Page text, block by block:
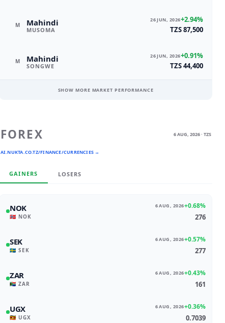
M Mahindi
MUSOMA
26 JUN, 2026+2.94%
TZS 87,500
M Mahindi
SONGWE
26 JUN, 2026+0.91%
TZS 44,400
SHOW MORE MARKET PERFORMANCE
FOREX
AI.NUKTA.CO.TZ/FINANCE/CURRENCIES →
6 AUG, 2026 · TZS
GAINERS LOSERS
NOK
🇳🇴 NOK
6 AUG, 2026+0.68%
276
SEK
🇸🇪 SEK
6 AUG, 2026+0.57%
277
ZAR
🇿🇦 ZAR
6 AUG, 2026+0.43%
161
UGX
🇺🇬 UGX
6 AUG, 2026+0.36%
0.7039